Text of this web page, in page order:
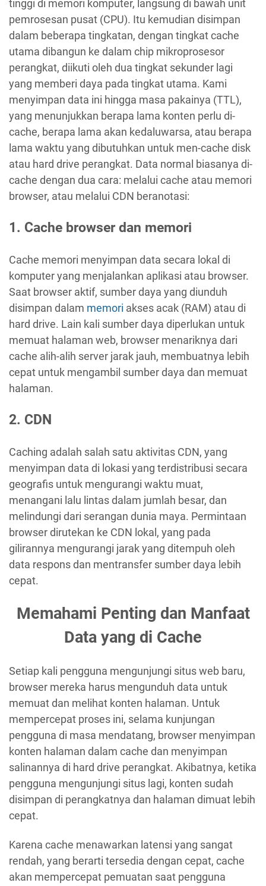
tinggi di memori komputer, langsung di bawah unit
pemrosesan pusat (CPU). Itu kemudian disimpan
dalam beberapa tingkatan, dengan tingkat cache
utama dibangun ke dalam chip mikroprosesor
perangkat, diikuti oleh dua tingkat sekunder lagi
yang memberi daya pada tingkat utama. Kami
menyimpan data ini hingga masa pakainya (TTL),
yang menunjukkan berapa lama konten perlu di-
cache, berapa lama akan kedaluwarsa, atau berapa
lama waktu yang dibutuhkan untuk men-cache disk
atau hard drive perangkat. Data normal biasanya di-
cache dengan dua cara: melalui cache atau memori
browser, atau melalui CDN beranotasi:
1. Cache browser dan memori
Cache memori menyimpan data secara lokal di
komputer yang menjalankan aplikasi atau browser.
Saat browser aktif, sumber daya yang diunduh
disimpan dalam memori akses acak (RAM) atau di
hard drive. Lain kali sumber daya diperlukan untuk
memuat halaman web, browser menariknya dari
cache alih-alih server jarak jauh, membuatnya lebih
cepat untuk mengambil sumber daya dan memuat
halaman.
2. CDN
Caching adalah salah satu aktivitas CDN, yang
menyimpan data di lokasi yang terdistribusi secara
geografis untuk mengurangi waktu muat,
menangani lalu lintas dalam jumlah besar, dan
melindungi dari serangan dunia maya. Permintaan
browser dirutekan ke CDN lokal, yang pada
gilirannya mengurangi jarak yang ditempuh oleh
data respons dan mentransfer sumber daya lebih
cepat.
Memahami Penting dan Manfaat
Data yang di Cache
Setiap kali pengguna mengunjungi situs web baru,
browser mereka harus mengunduh data untuk
memuat dan melihat konten halaman. Untuk
mempercepat proses ini, selama kunjungan
pengguna di masa mendatang, browser menyimpan
konten halaman dalam cache dan menyimpan
salinannya di hard drive perangkat. Akibatnya, ketika
pengguna mengunjungi situs lagi, konten sudah
disimpan di perangkatnya dan halaman dimuat lebih
cepat.
Karena cache menawarkan latensi yang sangat
rendah, yang berarti tersedia dengan cepat, cache
akan mempercepat pemuatan saat pengguna